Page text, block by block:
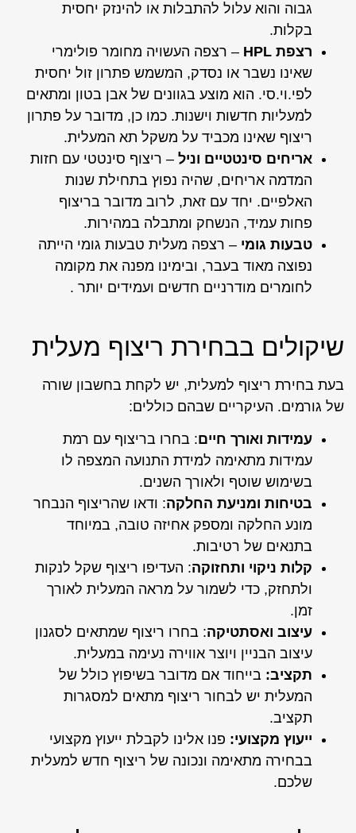
גבוה והוא עלול להתבלות או להינזק יחסית
בקלות.
רצפת HPL
– רצפה העשויה מחומר פולימרי
שאינו נשבר או נסדק, המשמש פתרון זול יחסית
לפי.וי.סי. הוא מוצע בגוונים של אבן בטון ומתאים
למעליות חדשות וישנות. כמו כן, מדובר על פתרון
ריצוף שאינו מכביד על משקל תא המעלית.
אריחים סינטטיים וניל – ריצוף סינטטי עם חזות
המדמה אריחים, שהיה נפוץ בתחילת שנות
האלפיים. יחד עם זאת, לרוב מדובר בריצוף
פחות עמיד, הנשחק ומתבלה במהירות.
טבעות גומי – רצפה מעלית טבעות גומי הייתה
נפוצה מאוד בעבר, ובימינו מפנה את מקומה
לחומרים מודרניים חדשים ועמידים יותר .
שיקולים בבחירת ריצוף מעלית
בעת בחירת ריצוף למעלית, יש לקחת בחשבון שורה
של גורמים. העיקריים שבהם כוללים:
עמידות ואורך חיים: בחרו בריצוף עם רמת
עמידות מתאימה למידת התנועה המצפה לו
בשימוש שוטף ולאורך השנים.
בטיחות ומניעת החלקה: ודאו שהריצוף הנבחר
מונע החלקה ומספק אחיזה טובה, במיוחד
בתנאים של רטיבות.
קלות ניקוי ותחזוקה: העדיפו ריצוף שקל לנקות
ולתחזק, כדי לשמור על מראה המעלית לאורך
זמן.
עיצוב ואסתטיקה: בחרו ריצוף שמתאים לסגנון
עיצוב הבניין ויוצר אווירה נעימה במעלית.
תקציב: בייחוד אם מדובר בשיפוץ כולל של
המעלית יש לבחור ריצוף מתאים למסגרות
תקציב.
ייעוץ מקצועי: פנו אלינו לקבלת ייעוץ מקצועי
בבחירה מתאימה ונכונה של ריצוף חדש למעלית
שלכם.